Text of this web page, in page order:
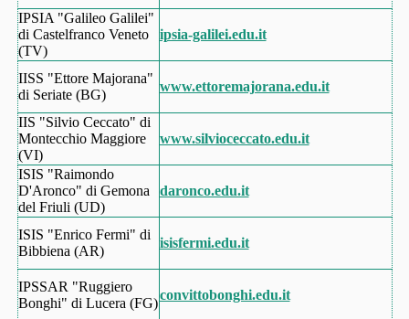
IPSIA "Galileo Galilei"
di Castelfranco Veneto
(TV)
ipsia-galilei.edu.it
IISS "Ettore Majorana"
di Seriate (BG)
www.ettoremajorana.edu.it
IIS "Silvio Ceccato" di
Montecchio Maggiore
(VI)
www.silvioceccato.edu.it
ISIS "Raimondo
D'Aronco" di Gemona
del Friuli (UD)
daronco.edu.it
ISIS "Enrico Fermi" di
Bibbiena (AR)
isisfermi.edu.it
IPSSAR "Ruggiero
Bonghi" di Lucera (FG)
convittobonghi.edu.it